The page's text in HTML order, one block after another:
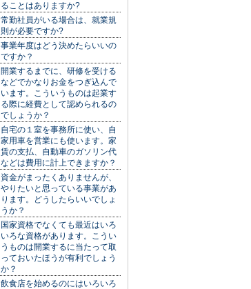
ることはありますか?
常勤社員がいる場合は、就業規
則が必要ですか?
事業年度はどう決めたらいいの
ですか？
開業するまでに、研修を受ける
などでかなりお金をつぎ込んで
います。こういうものは起業す
る際に経費として認められるの
でしょうか？
自宅の１室を事務所に使い、自
家用車を営業にも使います。家
賃の支払、自動車のガソリン代
などは費用に計上できますか？
資金がまったくありませんが、
やりたいと思っている事業があ
ります。どうしたらいいでしょ
うか？
国家資格でなくても最近はいろ
いろな資格があります。こうい
うものは開業するに当たって取
っておいたほうが有利でしょう
か？
飲食店を始めるのにはいろいろ